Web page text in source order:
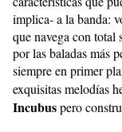
implica- a la banda:
que navega con total
por las baladas más
siempre en primer
exquisitas melodías
Incubuspero